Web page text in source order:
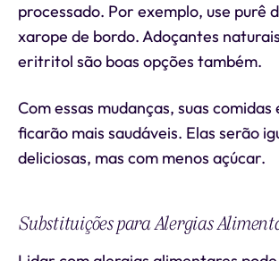
processado. Por exemplo, use purê
xarope de bordo. Adoçantes
eritritol são boas opções também.
Com essas mudanças, suas comidas
ficarão mais saudáveis. Elas serão
deliciosas, mas com menos açúcar.
Substituições para Alergias